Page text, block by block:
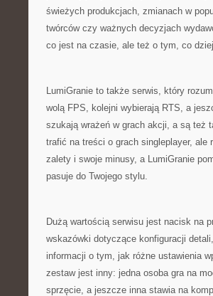
świeżych produkcjach, zmianach w
twórców czy ważnych decyzjach
co jest na czasie, ale też o tym, co
LumiGranie to także serwis, który
wolą FPS, kolejni wybierają RTS, a
szukają wrażeń w grach akcji, a są też
trafić na treści o grach singleplayer,
zalety i swoje minusy, a LumiGranie
pasuje do Twojego stylu.
Dużą wartością serwisu jest nacisk na
wskazówki dotyczące konfiguracji
informacji o tym, jak różne ustawienia
zestaw jest inny: jedna osoba gra na
sprzęcie, a jeszcze inna stawia na